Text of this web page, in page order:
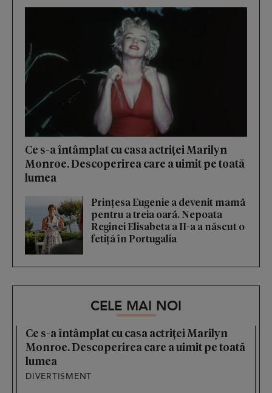
Ce s-a întâmplat cu casa actriței Marilyn
Monroe. Descoperirea care a uimit pe toată
lumea
Prințesa Eugenie a devenit mamă
pentru a treia oară. Nepoata
Reginei Elisabeta a II-a a născut o
fetiță în Portugalia
CELE MAI NOI
Ce s-a întâmplat cu casa actriței Marilyn
Monroe. Descoperirea care a uimit pe toată
lumea
DIVERTISMENT